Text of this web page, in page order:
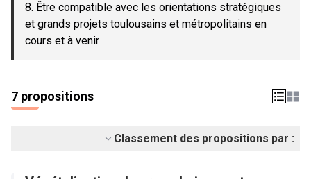
8. Être compatible avec les orientations stratégiques
et grands projets toulousains et métropolitains en
cours et à venir
7 propositions
Classement des propositions par :